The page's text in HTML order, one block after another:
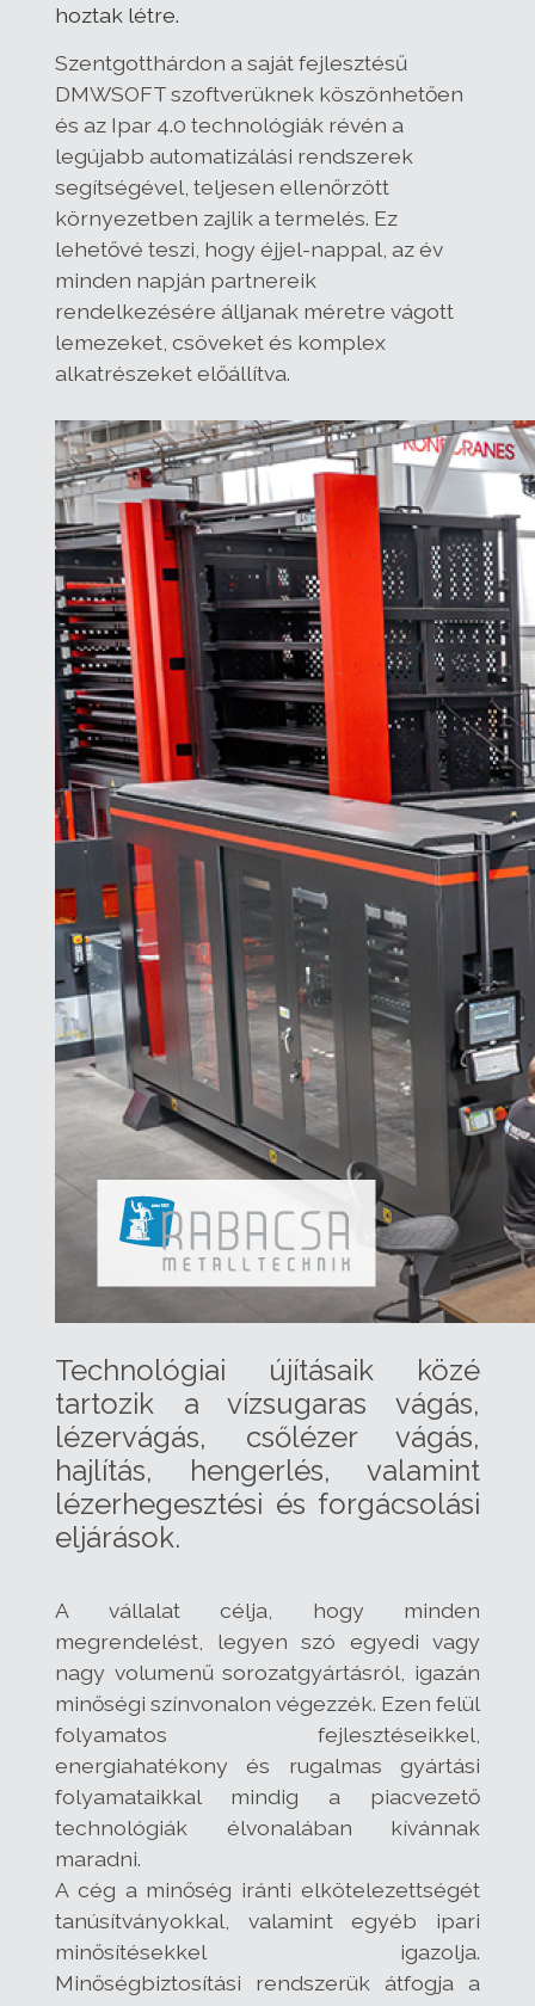
hoztak létre.
Szentgotthárdon a saját fejlesztésű
DMWSOFT szoftverüknek köszönhetően
és az Ipar 4.0 technológiák révén a
legújabb automatizálási rendszerek
segítségével, teljesen ellenőrzött
környezetben zajlik a termelés. Ez
lehetővé teszi, hogy éjjel-nappal, az év
minden napján partnereik
rendelkezésére álljanak méretre vágott
lemezeket, csöveket és komplex
alkatrészeket előállítva.
Technológiai újításaik közé
tartozik a vízsugaras vágás,
lézervágás, csőlézer vágás,
hajlítás, hengerlés, valamint
lézerhegesztési és forgácsolási
eljárások.
A vállalat célja, hogy minden
megrendelést, legyen szó egyedi vagy
nagy volumenű sorozatgyártásról, igazán
minőségi színvonalon végezzék. Ezen felül
folyamatos fejlesztéseikkel,
energiahatékony és rugalmas gyártási
folyamataikkal mindig a piacvezető
technológiák élvonalában kívánnak
maradni.
A cég a minőség iránti elkötelezettségét
tanúsítványokkal, valamint egyéb ipari
minősítésekkel igazolja.
Minőségbiztosítási rendszerük átfogja a